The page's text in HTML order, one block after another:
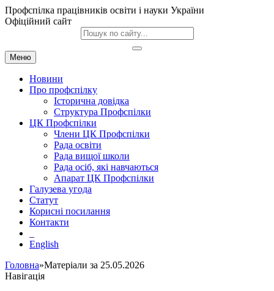
Профспілка працівників освіти і науки України
Офіційний сайт
Меню
Новини
Про профспілку
Історична довідка
Структура Профспілки
ЦК Профспілки
Члени ЦК Профспілки
Рада освіти
Рада вищої школи
Рада осіб, які навчаються
Апарат ЦК Профспілки
Галузева угода
Статут
Корисні посилання
Контакти
English
Головна»Матеріали за 25.05.2026
Навігація